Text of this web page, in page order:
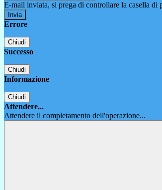
E-mail inviata, si prega di controllare la casella di
Errore
Chiudi
Successo
Chiudi
Informazione
Chiudi
Attendere...
Attendere il completamento dell'operazione...